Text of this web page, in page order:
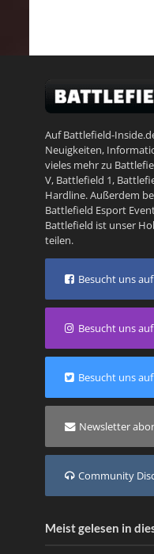
Auf Battlefield-
Neuigkeiten,
vieles mehr zu
V, Battlefield 1,
Hardline. Außerdem
Battlefield Esport
Battlefield ist unser
teilen.
Besucht uns
Besucht uns
Besucht uns
Newsletter
Community
Meist gelesen in